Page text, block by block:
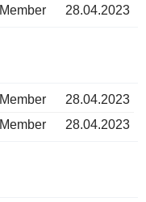
28.04.2023
28.04.2023
28.04.2023